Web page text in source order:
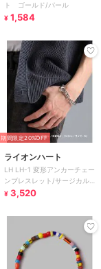
ト ゴールド/パール
¥ 1,584
期間限定20%OFF
ライオンハート
LH LH-1 変形アンカーチェー
ンブレスレット/サージカルス
テンレス 金属アレルギー対応
¥ 3,520